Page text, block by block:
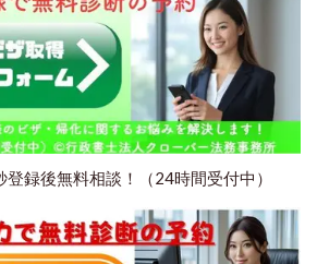
録後無料相談！（24時間受付中）